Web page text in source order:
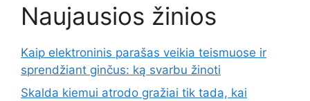
Naujausios žinios
Kaip elektroninis parašas veikia teismuose ir
sprendžiant ginčus: ką svarbu žinoti
Skalda kiemui atrodo gražiai tik tada, kai